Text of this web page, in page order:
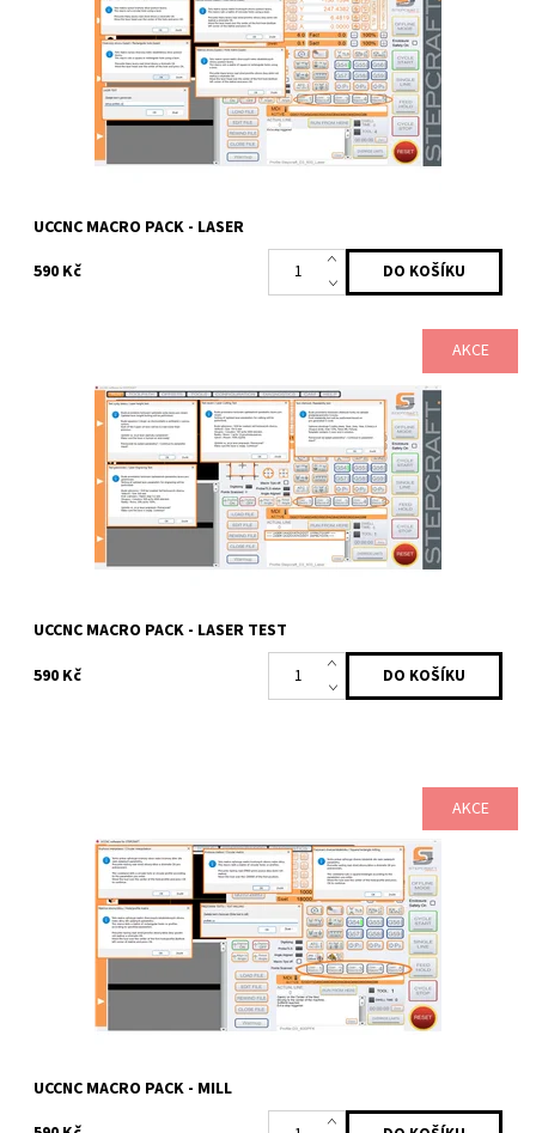
Dostupnost:
Skladem
2480
Profitek
UCCNC MACRO PACK - LASER
590 Kč
AKCE
nastavit laserovou jednotku – správnou výšku, optimální rychlost
i výkon – bez zbytečného...
Dostupnost:
Skladem
2481
Profitek
UCCNC MACRO PACK - LASER TEST
590 Kč
AKCE
Makro balíček pro UCCNC, který umožňuje frézovat otvory, kapsy
a jednoduchý text bez nutnosti CAM softwaru – stačí zadat
rozměry a kliknout.
Dostupnost:
Skladem
2479
Profitek
UCCNC MACRO PACK - MILL